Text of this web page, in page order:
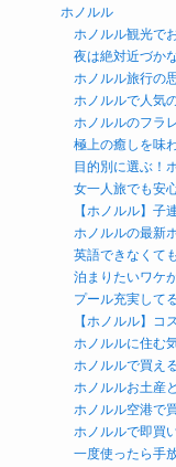
ホノルル
ホノルル観光で
夜は絶対近づか
ホノルル旅行の
ホノルルで人気
ホノルルのフラ
極上の癒しを味
目的別に選ぶ！
女一人旅でも安
【ホノルル】子
ホノルルの最新
英語できなくて
泊まりたいワケ
プール充実して
【ホノルル】コ
ホノルルに住む
ホノルルで買え
ホノルルお土産
ホノルル空港で
ホノルルで即買
一度使ったら手